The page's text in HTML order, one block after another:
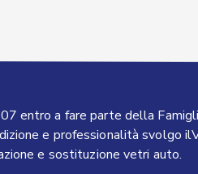
entro a fare parte della
e professionalità svolgo
e sostituzione vetri auto.